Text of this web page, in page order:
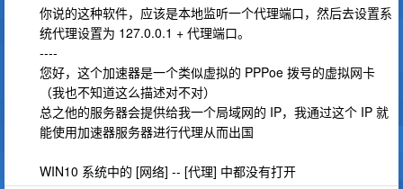
你说的这种软件，应该是本地监听一个代理端口，然后去设置系
统代理设置为 127.0.0.1 + 代理端口。
----
您好，这个加速器是一个类似虚拟的 PPPoe 拨号的虚拟网卡
（我也不知道这么描述对不对）
总之他的服务器会提供给我一个局域网的 IP，我通过这个 IP 就
能使用加速器服务器进行代理从而出国
WIN10 系统中的 [网络] -- [代理] 中都没有打开